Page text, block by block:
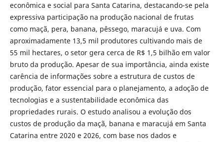
econômica e social para Santa Catarina, destacando-se pela
expressiva participação na produção nacional de frutas
como maçã, pera, banana, pêssego, maracujá e uva. Com
aproximadamente 13,5 mil produtores cultivando mais de
55 mil hectares, o setor gera cerca de R$ 1,5 bilhão em valor
bruto da produção. Apesar de sua importância, ainda existe
carência de informações sobre a estrutura de custos de
produção, fator essencial para o planejamento, a adoção de
tecnologias e a sustentabilidade econômica das
propriedades rurais. O estudo analisou a evolução dos
custos de produção da maçã, banana e maracujá em Santa
Catarina entre 2020 e 2026, com base nos dados e